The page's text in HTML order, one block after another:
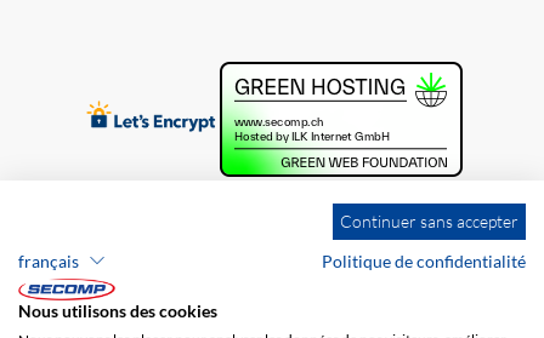
Continuer sans accepter
français
Politique de confidentialité
Nous utilisons des cookies